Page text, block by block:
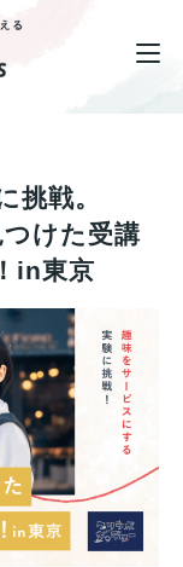
挑戦。
けた受講
in東京